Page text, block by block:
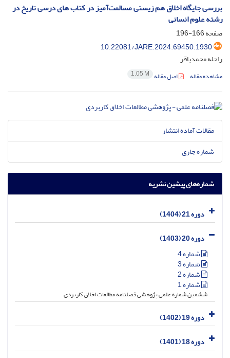
بررسی جایگاه اخلاق هم زیستی مسالمت‌آمیز در کتاب های درسی تاریخ در
رشته علوم انسانی
صفحه166-196
10.22081/JARE.2024.69450.1930
راحله محمدباقر
مشاهده مقاله اصل مقاله 1.05 M
مقالات آماده انتشار
شماره جاری
شماره‌های پیشین نشریه
دوره 21 (1404)
دوره 20 (1403)
شماره 4
شماره 3
شماره 2
شماره 1
ششمین شماره علمی پژوهشی فصلنامه مطالعات اخلاق کاربردی
دوره 19 (1402)
دوره 18 (1401)